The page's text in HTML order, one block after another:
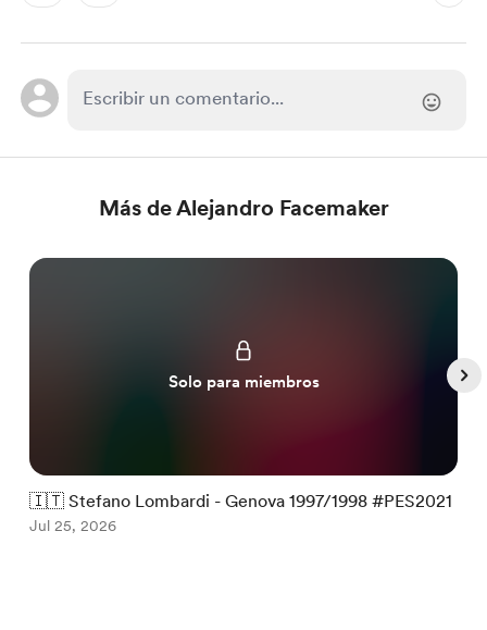
Más de Alejandro Facemaker
Solo para miembros
🇮🇹 Stefano Lombardi - Genova 1997/1998 #PES2021
Jul 25, 2026